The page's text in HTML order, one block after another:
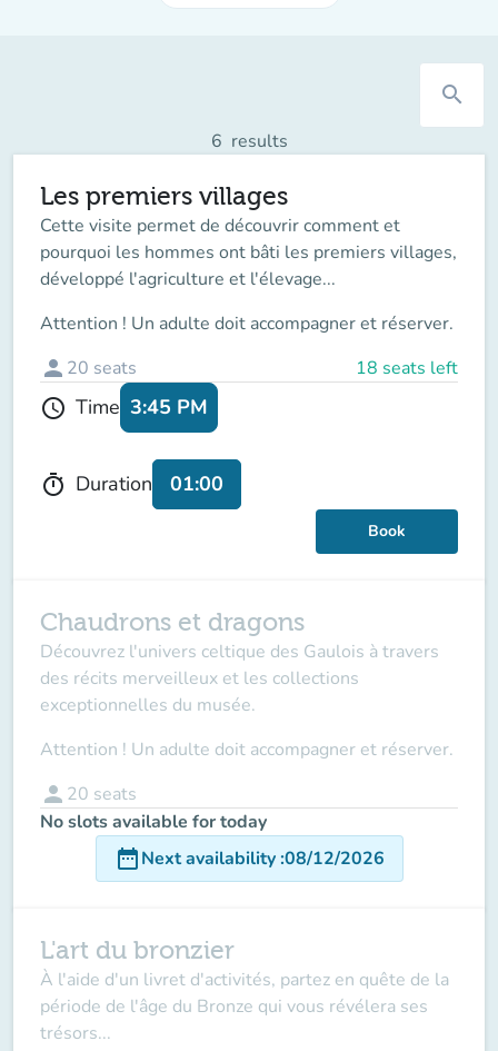
search
6 results
Les premiers villages
Cette visite permet de découvrir comment et
pourquoi les hommes ont bâti les premiers villages,
développé l'agriculture et l'élevage...
Attention ! Un adulte doit accompagner et réserver.
person 20 seats 18 seats left
schedule Time 3:45 PM
timer Duration 01:00
Book
Chaudrons et dragons
Découvrez l'univers celtique des Gaulois à travers
des récits merveilleux et les collections
exceptionnelles du musée.
Attention ! Un adulte doit accompagner et réserver.
person 20 seats
No slots available for today
date_rangeNext availability:08/12/2026
L'art du bronzier
À l'aide d'un livret d'activités, partez en quête de la
période de l'âge du Bronze qui vous révélera ses
trésors...